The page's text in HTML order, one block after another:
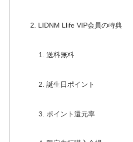
LIDNM Llife VIP会員の特典
送料無料
誕生日ポイント
ポイント還元率